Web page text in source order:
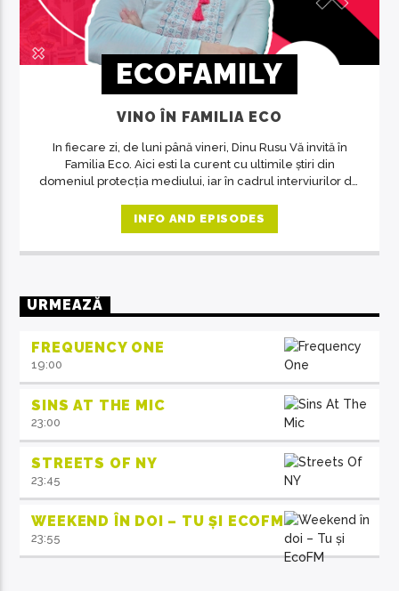
ECOFAMILY
VINO ÎN FAMILIA ECO
In fiecare zi, de luni până vineri, Dinu Rusu Vă invită în
Familia Eco. Aici esti la curent cu ultimile știri din
domeniul protecția mediului, iar în cadrul interviurilor de
familie.
INFO AND EPISODES
URMEAZĂ
FREQUENCY ONE
19:00
SINS AT THE MIC
23:00
STREETS OF NY
23:45
WEEKEND ÎN DOI – TU ȘI ECOFM
23:55